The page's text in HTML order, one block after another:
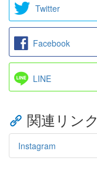
Twitter
Facebook
LINE
関連リンク
Instagram